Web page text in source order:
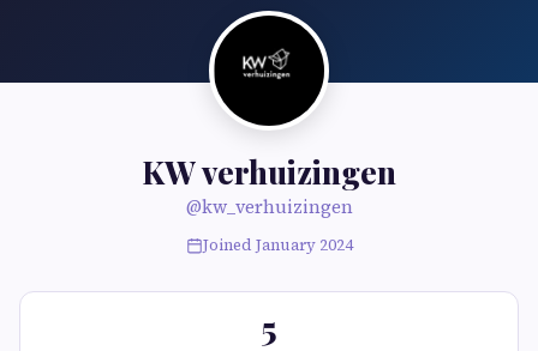
KW verhuizingen
@kw_verhuizingen
Joined January 2024
5